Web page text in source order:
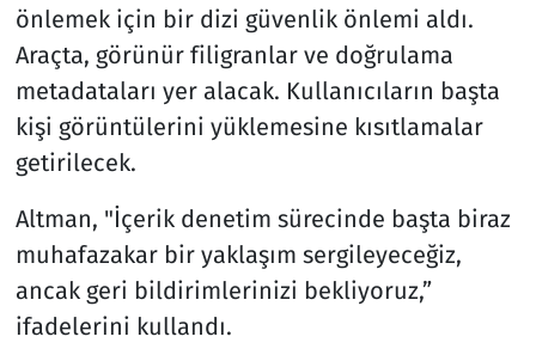
önlemek için bir dizi güvenlik önlemi aldı.
Araçta, görünür filigranlar ve doğrulama
metadataları yer alacak. Kullanıcıların başta
kişi görüntülerini yüklemesine kısıtlamalar
getirilecek.
Altman, "İçerik denetim sürecinde başta biraz
muhafazakar bir yaklaşım sergileyeceğiz,
ancak geri bildirimlerinizi bekliyoruz,”
ifadelerini kullandı.